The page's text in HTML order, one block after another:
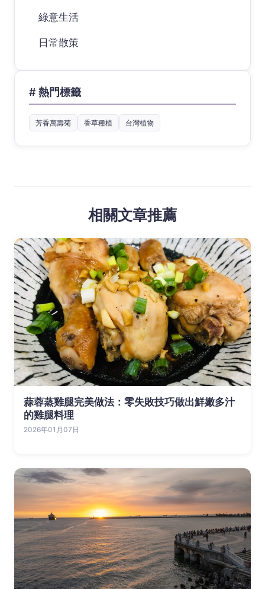
綠意生活
日常散策
# 熱門標籤
芳香萬壽菊 香草種植 台灣植物
相關文章推薦
蒜蓉蒸雞腿完美做法：零失敗技巧做出鮮嫩多汁
的雞腿料理
2026年01月07日